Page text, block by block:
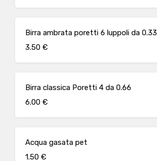
Birra ambrata poretti 6 luppoli da 0.33
3.50 €
Birra classica Poretti 4 da 0.66
6.00 €
Acqua gasata pet
1.50 €